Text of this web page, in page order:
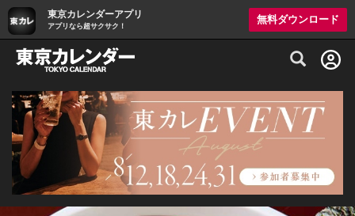
東京カレンダーアプリ
アプリなら超サクサク！
無料ダウンロード
グルメ情報・プレミアムレストラン予約